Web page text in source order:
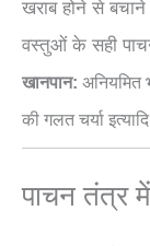
खराब होने से
वस्तुओं के सही
खानपान: अनियमित
की गलत चर्या
पाचन तंत्र